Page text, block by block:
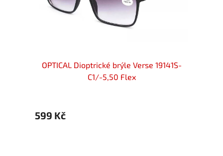
OPTICAL Dioptrické brýle Verse 19141S-
C1/-5,50 Flex
599 Kč